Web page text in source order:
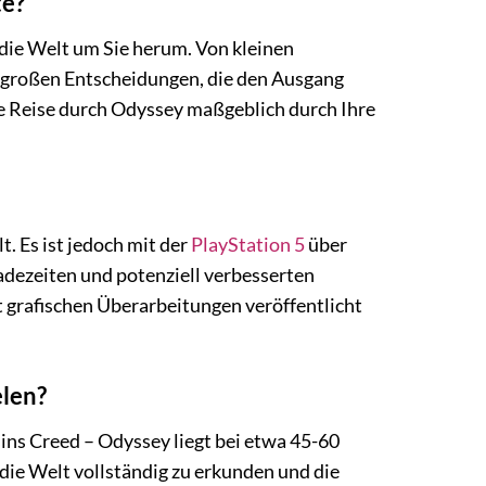
Welt um Sie herum. Von kleinen
Entscheidungen, die den Ausgang
durch Odyssey maßgeblich durch Ihre
Es ist jedoch mit derPlayStation 5über
und potenziell verbesserten
grafischen Überarbeitungen veröffentlicht
Creed – Odyssey liegt bei etwa 45-60
Welt vollständig zu erkunden und die